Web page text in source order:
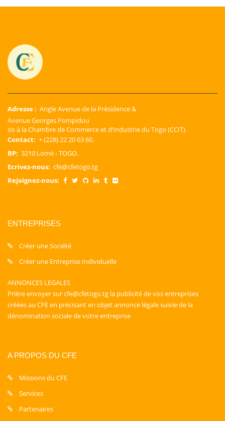
Adresse : Angle Avenue de la Présidence &
Avenue Georges Pompidou
sis à la Chambre de Commerce et d’Industrie du Togo (CCIT).
Contact: + (228) 22 20 63 60.
BP: 3210 Lomé - TOGO.
Ecrivez-nous: cfe@cfetogo.tg
Rejoignez-nous:
ENTREPRISES
Créer une Société
Créer une Entreprise Individuelle
ANNONCES LEGALES
Prière envoyer sur cfe@cfetogo.tg la publicité de vos entreprises
créées au CFE en précisant en objet annonce légale suivie de la
dénomination sociale de votre entreprise
A PROPOS DU CFE
Missions du CFE
Services
Partenaires